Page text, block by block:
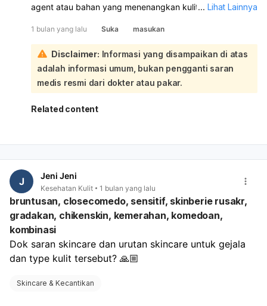
agent atau bahan yang menenangkan kulit. Hindari
memperparah beruntusan:
Rekomendasi yang cocok: Somethinc Reset Gentle
Micellar Cleansing Water, Azarine Ceramoist Botanical
Micellar Water, Bioderma Sensibio H2O, Simple Micellar
Cleansing Water, atau Skintific Mugwort Purifying Micellar
Water. Kalau kulitmu cenderung sensitif, Bioderma
Sensibio H2O dan Simple biasanya aman karena
sebaiknya hentikan dulu dan ganti ke yang lebih gentle.
... Lihat Lainnya
1 bulan yang lalu Suka masukan
Disclaimer: Informasi yang disampaikan di atas
adalah informasi umum, bukan pengganti saran
medis resmi dari dokter atau pakar.
Related content
J Jeni Jeni
Kesehatan Kulit 1 bulan yang lalu
bruntusan, closecomedo, sensitif, skinberie rusakr,
gradakan, chikenskin, kemerahan, komedoan,
kombinasi
Dok saran skincare dan urutan skincare untuk gejala
dan type kulit tersebut? 🙏🏼
Skincare & Kecantikan